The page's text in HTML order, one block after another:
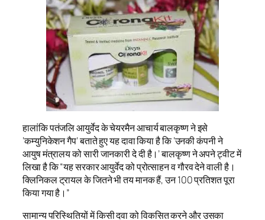
हालांकि पतंजलि आयुर्वेद के चेयरमैन आचार्य बालकृष्ण ने इसे
‘कम्युनिकेशन गैप’ बताते हुए यह दावा किया है कि ‘उनकी कंपनी ने
आयुष मंत्रालय को सारी जानकारी दे दी है।’ बालकृष्ण ने अपने ट्वीट में
लिखा है कि “यह सरकार आयुर्वेद को प्रोत्साहन व गौरव देने वाली है।
क्लिनिकल ट्रायल के जितने भी तय मानक हैं, उन 100 प्रतिशत पूरा
किया गया है।”
सामान्य परिस्थितियों में किसी दवा को विकसित करने और उसका